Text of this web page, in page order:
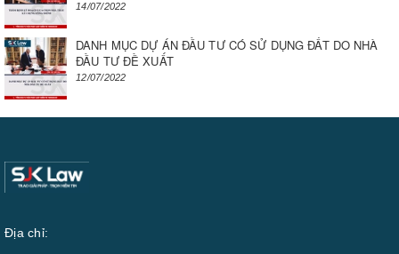
14/07/2022
DANH MỤC DỰ ÁN ĐẦU TƯ CÓ SỬ DỤNG ĐẤT DO NHÀ
ĐẦU TƯ ĐỀ XUẤT
12/07/2022
Địa chỉ: